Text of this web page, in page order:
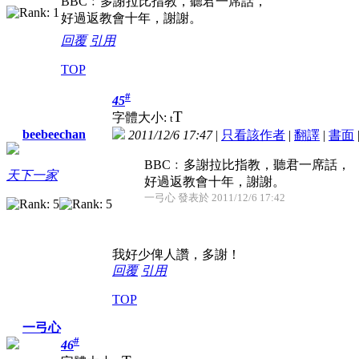
好過返教會十年，謝謝。
回覆 引用
TOP
beebeechan
天下一家
45#
字體大小: tT
2011/12/6 17:47| 只看該作者 | 翻譯 | 書面 |
BBC﹕多謝拉比指教，聽君一席話，
好過返教會十年，謝謝。
一弓心 發表於 2011/12/6 17:42
我好少俾人讚，多謝！
回覆 引用
TOP
一弓心
46#